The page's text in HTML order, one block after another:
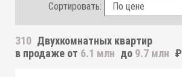
Сортировать:
310 Двухкомнатных квартир
в продаже от 6.1 млн до 9.7 млн ₽